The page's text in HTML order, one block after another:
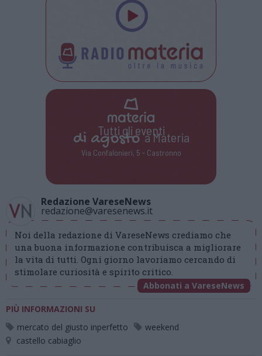
Tutti gli eventi
di agostoa Materia
Via Confalonieri, 5 - Castronno
Redazione VareseNews
redazione@varesenews.it
Noi della redazione di VareseNews crediamo che
una buona informazione contribuisca a migliorare
la vita di tutti. Ogni giorno lavoriamo cercando di
stimolare curiosità e spirito critico.
Abbonati a VareseNews
PIÙ INFORMAZIONI SU
mercato del giusto inperfetto
weekend
castello cabiaglio